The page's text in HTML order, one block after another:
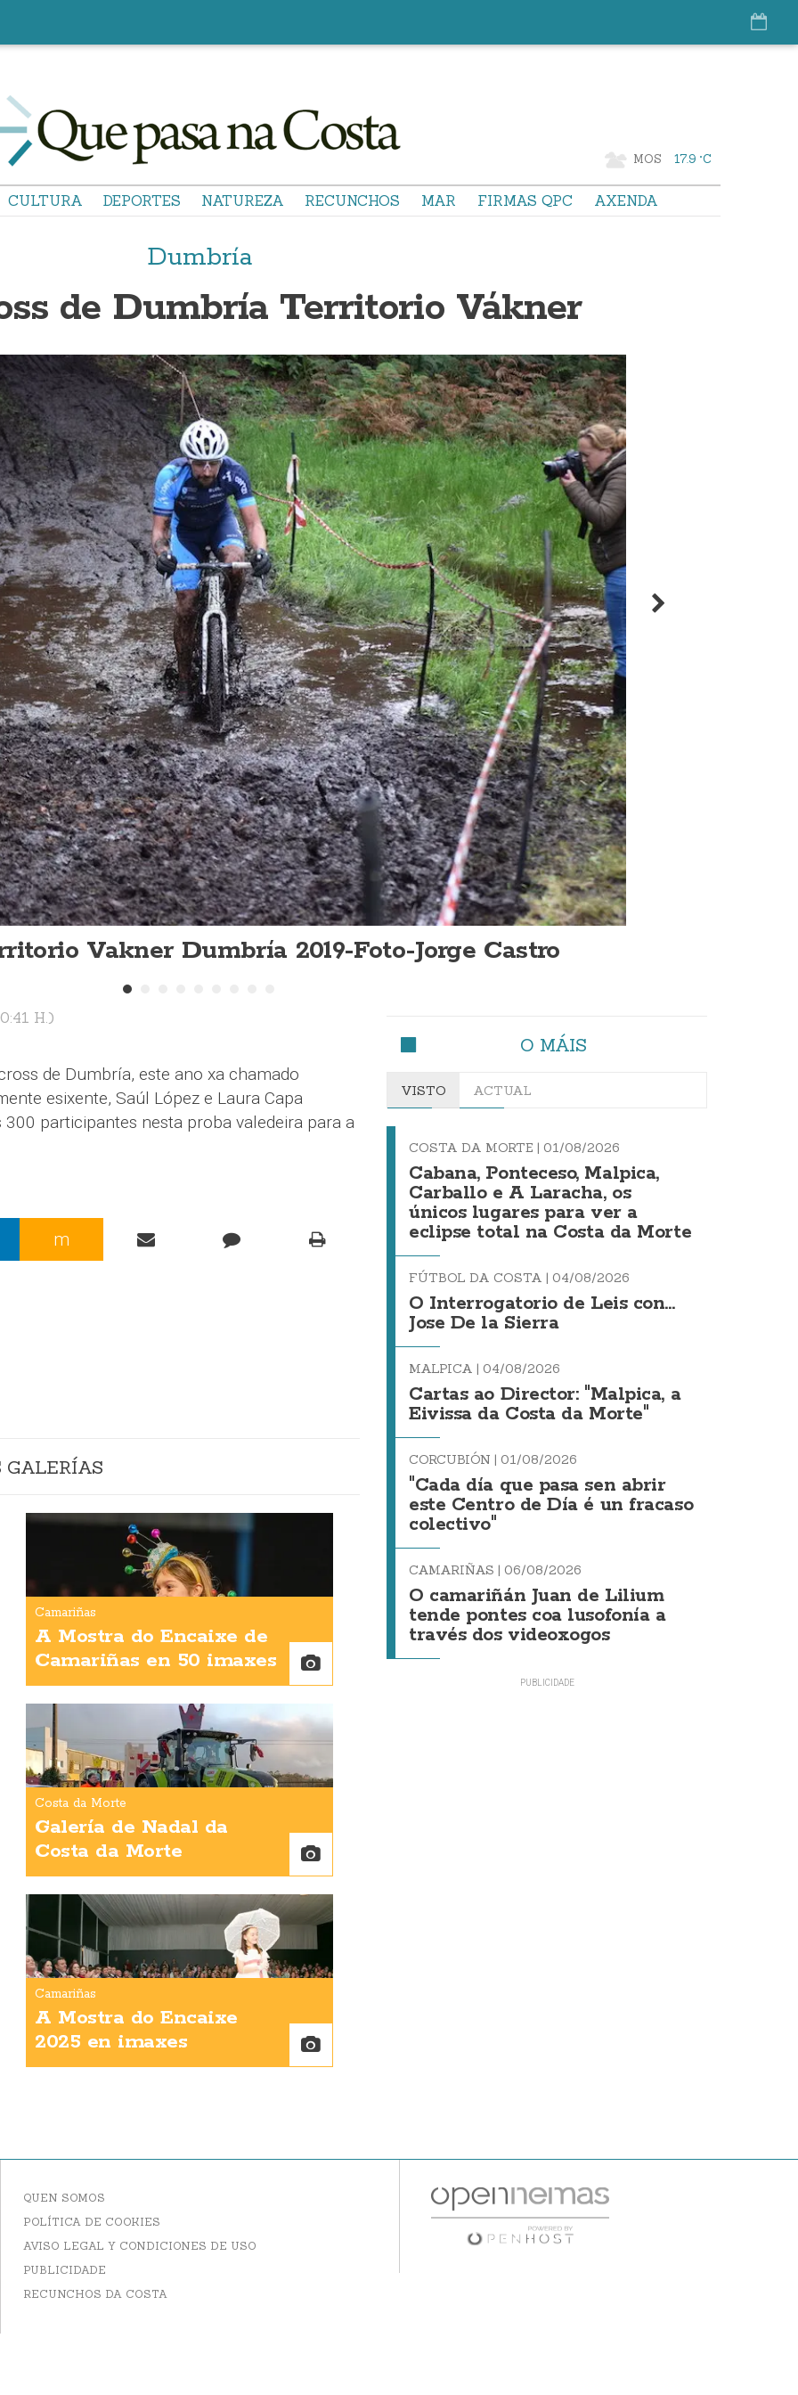
MOS 17.9 °C
CULTURA DEPORTES NATUREZA RECUNCHOS MAR FIRMAS QPC AXENDA
Dumbría
de Dumbría Territorio Vákner
Vakner Dumbría 2019-Foto-Jorge Castro
H.)
de Dumbría, este ano xa chamado
esixente, Saúl López e Laura Capa
participantes nesta proba valedeira para a
m
GALERÍAS
Camariñas
A Mostra do Encaixe de
Camariñas en 50 imaxes
Costa da Morte
Galería de Nadal da
Costa da Morte
Camariñas
A Mostra do Encaixe
2025 en imaxes
O MÁIS
VISTO ACTUAL
COSTA DA MORTE | 01/08/2026
Cabana, Ponteceso, Malpica,
Carballo e A Laracha, os
únicos lugares para ver a
eclipse total na Costa da Morte
FÚTBOL DA COSTA | 04/08/2026
O Interrogatorio de Leis con...
Jose De la Sierra
MALPICA | 04/08/2026
Cartas ao Director: "Malpica, a
Eivissa da Costa da Morte"
CORCUBIÓN | 01/08/2026
"Cada día que pasa sen abrir
este Centro de Día é un fracaso
colectivo"
CAMARIÑAS | 06/08/2026
O camariñán Juan de Lilium
tende pontes coa lusofonía a
través dos videoxogos
QUEN SOMOS
POLÍTICA DE COOKIES
AVISO LEGAL Y CONDICIONES DE USO
PUBLICIDADE
RECUNCHOS DA COSTA